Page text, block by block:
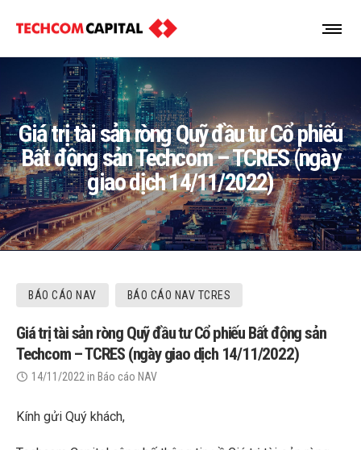
Giá trị tài sản ròng Quỹ đầu tư Cổ phiếu
Bất động sản Techcom – TCRES (ngày
giao dịch 14/11/2022)
BÁO CÁO NAV BÁO CÁO NAV TCRES
Giá trị tài sản ròng Quỹ đầu tư Cổ phiếu Bất động sản
Techcom – TCRES (ngày giao dịch 14/11/2022)
14/11/2022 in Báo cáo NAV
Kính gửi Quý khách,